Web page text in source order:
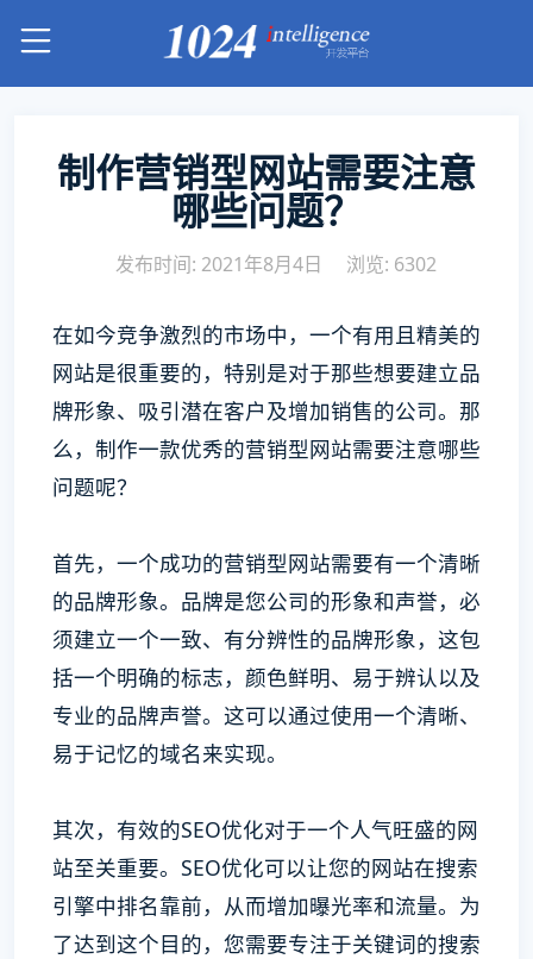
制作营销型网站需要注意
哪些问题？
发布时间: 2021年8月4日 浏览: 6302
在如今竞争激烈的市场中，一个有用且精美的
网站是很重要的，特别是对于那些想要建立品
牌形象、吸引潜在客户及增加销售的公司。那
么，制作一款优秀的营销型网站需要注意哪些
问题呢？
首先，一个成功的营销型网站需要有一个清晰
的品牌形象。品牌是您公司的形象和声誉，必
须建立一个一致、有分辨性的品牌形象，这包
括一个明确的标志，颜色鲜明、易于辨认以及
专业的品牌声誉。这可以通过使用一个清晰、
易于记忆的域名来实现。
其次，有效的SEO优化对于一个人气旺盛的网
站至关重要。SEO优化可以让您的网站在搜索
引擎中排名靠前，从而增加曝光率和流量。为
了达到这个目的，您需要专注于关键词的搜索